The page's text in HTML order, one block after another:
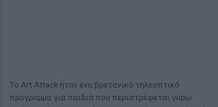
Το Art Attack ήταν ένα βρετανικό τηλεοπτικό
πρόγραμμα για παιδιά που περιστρέφεται γύρω